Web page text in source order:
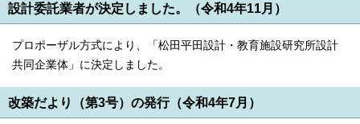
設計委託業者が決定しました。（令和4年11月）
プロポーザル方式により、「松田平田設計・教育施設研究所設計
共同企業体」に決定しました。
改築だより（第3号）の発行（令和4年7月）